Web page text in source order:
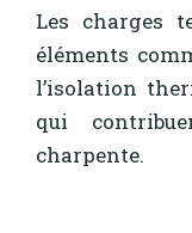
Les charges
éléments
l’isolation
qui
charpente.